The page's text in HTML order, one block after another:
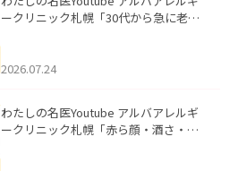
ークリニック札幌「30代から急に老け
た。
2026.07.24
わたしの名医Youtube アルバアレルギ
ークリニック札幌「赤ら顔・酒さ・ニ